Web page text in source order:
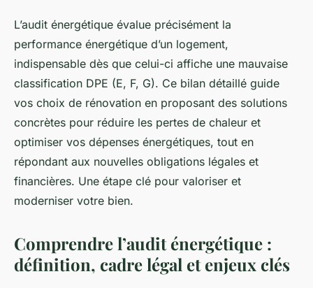
L’audit énergétique évalue précisément la
performance énergétique d’un logement,
indispensable dès que celui-ci affiche une mauvaise
classification DPE (E, F, G). Ce bilan détaillé guide
vos choix de rénovation en proposant des solutions
concrètes pour réduire les pertes de chaleur et
optimiser vos dépenses énergétiques, tout en
répondant aux nouvelles obligations légales et
financières. Une étape clé pour valoriser et
moderniser votre bien.
Comprendre l’audit énergétique :
définition, cadre légal et enjeux clés